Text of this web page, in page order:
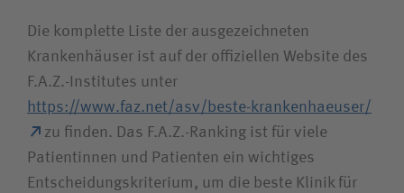
Die komplette Liste der ausgezeichneten
Krankenhäuser ist auf der offiziellen Website des
F.A.Z.-Institutes unter
https://www.faz.net/asv/beste-krankenhaeuser/
zu finden. Das F.A.Z.-Ranking ist für viele
Patientinnen und Patienten ein wichtiges
Entscheidungskriterium, um die beste Klinik für